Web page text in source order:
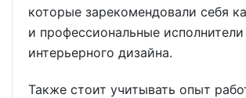
которые зарекомендовали себя
и профессиональные
интерьерного дизайна.
Также стоит учитывать опыт